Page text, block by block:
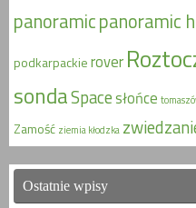
panoramicpanoramic
podkarpackierover
sondaSpacesłońce
Zamość ziemia kłodzka
Ostatnie wpisy